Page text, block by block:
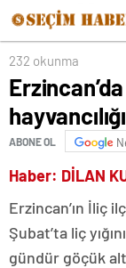
232 okunma
ABONE OL
Haber: DİLAN
Erzincan’ın İliç
Şubat’ta liç
gündür göçük